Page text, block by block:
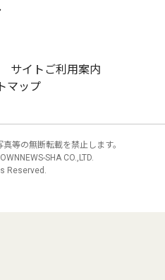
サイトご利用案内
マップ
等の無断転載を禁止します。
SHA CO.,LTD.
Reserved.